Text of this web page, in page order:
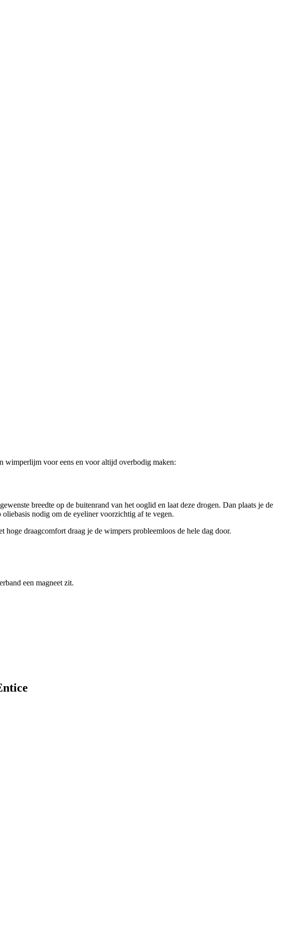
wimperlijm voor eens en voor altijd overbodig maken:
breedte op de buitenrand van het ooglid en laat deze drogen. Dan plaats je de
nodig om de eyeliner voorzichtig af te vegen.
draagcomfort draag je de wimpers probleemloos de hele dag door.
een magneet zit.